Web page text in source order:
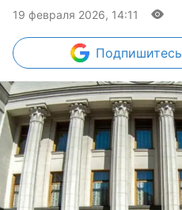
19 февраля 2026, 14:11
Подпишитесь